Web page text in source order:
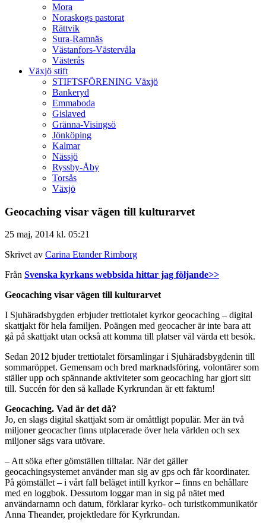
Mora
Noraskogs pastorat
Rättvik
Sura-Ramnäs
Västanfors-Västervåla
Västerås
Växjö stift
STIFTSFÖRENING Växjö
Bankeryd
Emmaboda
Gislaved
Gränna-Visingsö
Jönköping
Kalmar
Nässjö
Ryssby-Åby
Torsås
Växjö
Geocaching visar vägen till kulturarvet
25 maj, 2014 kl. 05:21
Skrivet av Carina Etander Rimborg
Från Svenska kyrkans webbsida hittar jag följande>>
Geocaching visar vägen till kulturarvet
I Sjuhäradsbygden erbjuder trettiotalet kyrkor geocaching – digital
skattjakt för hela familjen. Poängen med geocacher är inte bara att
gå på skattjakt utan också att komma till platser väl värda ett besök.
Sedan 2012 bjuder trettiotalet församlingar i Sjuhäradsbygdenin till
sommaröppet. Gemensam och bred marknadsföring, volontärer som
ställer upp och spännande aktiviteter som geocaching har gjort sitt
till. Succén för den så kallade Kyrkrundan är ett faktum!
Geocaching. Vad är det då?
Jo, en slags digital skattjakt som är omåttligt populär. Mer än två
miljoner geocacher finns utplacerade över hela världen och sex
miljoner sägs vara utövare.
– Att söka efter gömställen tilltalar. När det gäller
geocachingsystemet använder man sig av gps och får koordinater.
På gömstället – i vårt fall beläget intill kyrkor – finns en behållare
med en loggbok. Dessutom loggar man in sig på nätet med
användarnamn och datum, förklarar kyrko- och turistkommunikatör
Anna Theander, projektledare för Kyrkrundan.